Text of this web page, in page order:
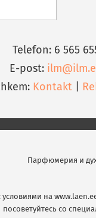
Telefon: 6 565
E-post:
Kontakt
Парфюмерия и
условиями на
посоветуйтесь со